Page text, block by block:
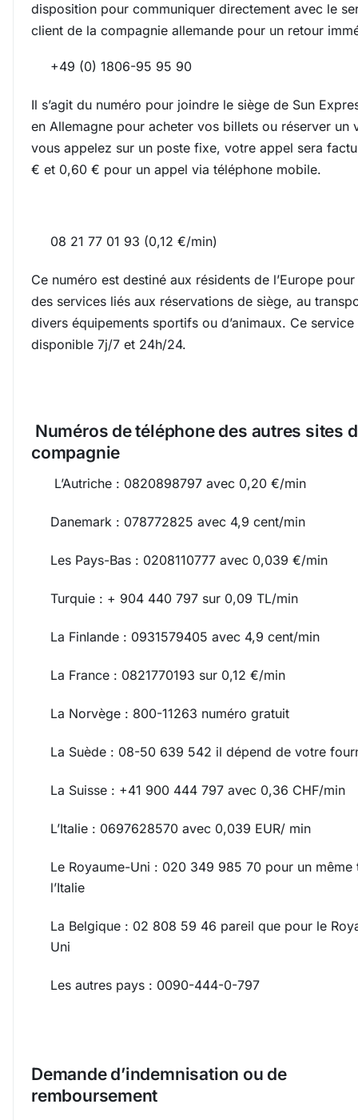
disposition pour communiquer directement avec le
client de la compagnie allemande pour un retour
+49 (0) 1806-95 95 90
Il s’agit du numéro pour joindre le siège de Sun
en Allemagne pour acheter vos billets ou réserver un
vous appelez sur un poste fixe, votre appel sera
€ et 0,60 € pour un appel via téléphone mobile.
08 21 77 01 93 (0,12 €/min)
Ce numéro est destiné aux résidents de l’Europe
des services liés aux réservations de siège, au
divers équipements sportifs ou d’animaux. Ce service
disponible 7j/7 et 24h/24.
Numéros de téléphone des autres sites
compagnie
L’Autriche : 0820898797 avec 0,20 €/min
Danemark : 078772825 avec 4,9 cent/min
Les Pays-Bas : 0208110777 avec 0,039 €/min
Turquie : + 904 440 797 sur 0,09 TL/min
La Finlande : 0931579405 avec 4,9 cent/min
La France : 0821770193 sur 0,12 €/min
La Norvège : 800-11263 numéro gratuit
La Suède : 08-50 639 542 il dépend de votre
La Suisse : +41 900 444 797 avec 0,36 CHF/min
L’Italie : 0697628570 avec 0,039 EUR/ min
Le Royaume-Uni : 020 349 985 70 pour un même
l’Italie
La Belgique : 02 808 59 46 pareil que pour le
Uni
Les autres pays : 0090-444-0-797
Demande d’indemnisation ou de
remboursement